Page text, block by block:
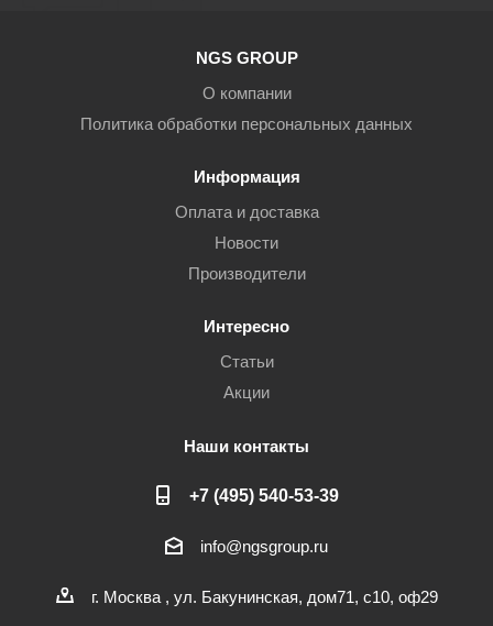
NGS GROUP
О компании
Политика обработки персональных данных
Информация
Оплата и доставка
Новости
Производители
Интересно
Статьи
Акции
Наши контакты
+7 (495) 540-53-39
info@ngsgroup.ru
г. Москва , ул. Бакунинская, дом71, с10, оф29